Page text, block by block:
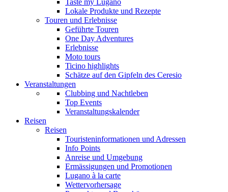
Taste my Lugano
Lokale Produkte und Rezepte
Touren und Erlebnisse
Geführte Touren
One Day Adventures
Erlebnisse
Moto tours
Ticino highlights
Schätze auf den Gipfeln des Ceresio
Veranstaltungen
Clubbing und Nachtleben
Top Events
Veranstaltungskalender
Reisen
Reisen
Touristeninformationen und Adressen
Info Points
Anreise und Umgebung
Ermässigungen und Promotionen
Lugano à la carte
Wettervorhersage